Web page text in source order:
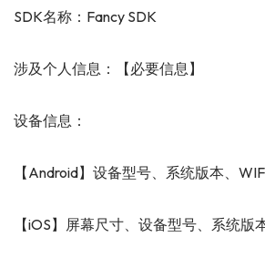
SDK名称：Fancy SDK
涉及个人信息：【必要信息】
设备信息：
【Android】设备型号、系统版本、
【iOS】屏幕尺寸、设备型号、系统版